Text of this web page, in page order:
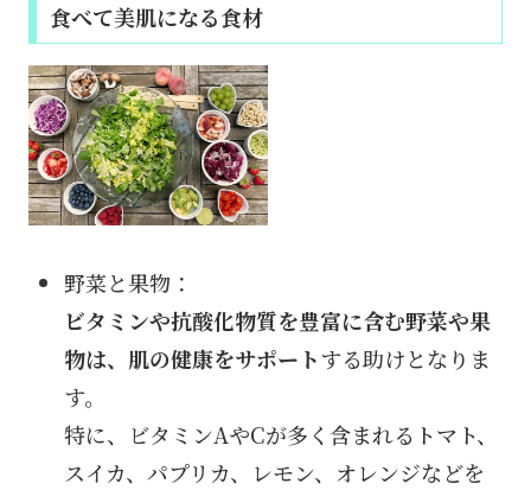
食べて美肌になる食材
野菜と果物：
ビタミンや抗酸化物質を豊富に含む野菜や果
物は、肌の健康をサポートする助けとなりま
す。
特に、ビタミンAやCが多く含まれるトマト、
スイカ、パプリカ、レモン、オレンジなどを